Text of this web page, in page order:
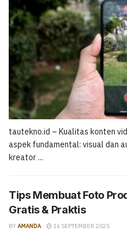
tautekno.id – Kualitas konten
aspek fundamental: visual dan
kreator ...
Tips Membuat Foto
Gratis & Praktis
BY AMANDA 16 SEPTEMBER 2025